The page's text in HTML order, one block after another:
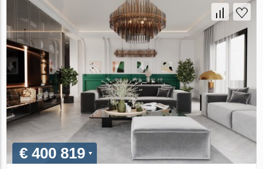
€ 400 819